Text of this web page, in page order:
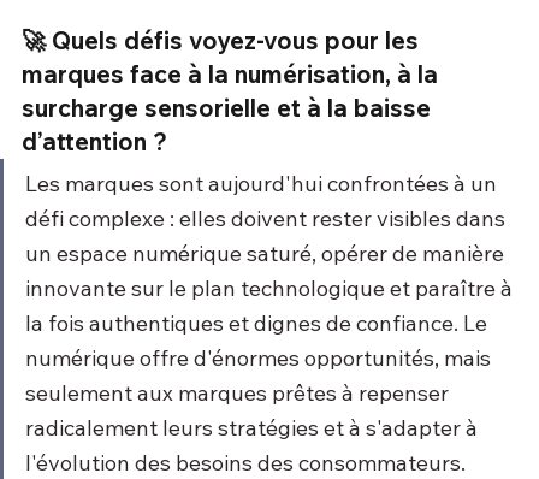
🚀 Quels défis voyez-vous pour les
marques face à la numérisation, à la
surcharge sensorielle et à la baisse
d’attention ?
Les marques sont aujourd'hui confrontées à un
défi complexe : elles doivent rester visibles dans
un espace numérique saturé, opérer de manière
innovante sur le plan technologique et paraître à
la fois authentiques et dignes de confiance. Le
numérique offre d'énormes opportunités, mais
seulement aux marques prêtes à repenser
radicalement leurs stratégies et à s'adapter à
l'évolution des besoins des consommateurs.